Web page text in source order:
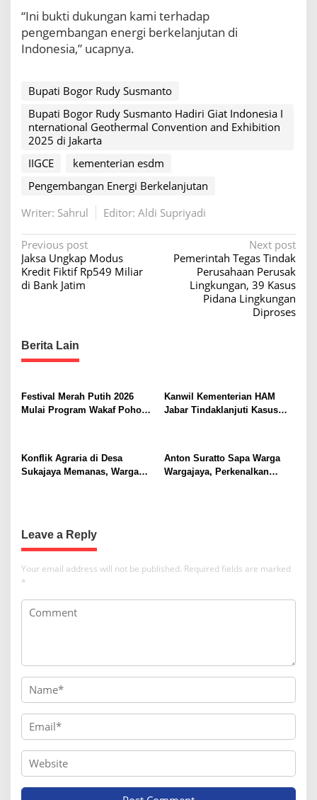
i
a
I
G
C
2
“Ini bukti dukungan kami terhadap
pengembangan energi berkelanjutan di
Indonesia,” ucapnya.
Bupati Bogor Rudy Susmanto
Bupati Bogor Rudy Susmanto Hadiri Giat Indonesia I
nternational Geothermal Convention and Exhibition
2025 di Jakarta
IIGCE
kementerian esdm
Pengembangan Energi Berkelanjutan
Writer: Sahrul
Editor: Aldi Supriyadi
P
o
s
a
v
i
g
i
Previous post
Jaksa Ungkap Modus
Kredit Fiktif Rp549 Miliar
di Bank Jatim
Next post
Pemerintah Tegas Tindak
Perusahaan Perusak
Lingkungan, 39 Kasus
Pidana Lingkungan
Diproses
Berita Lain
Festival Merah Putih 2026
Mulai Program Wakaf Pohon
Kanwil Kementerian HAM
Jabar Tindaklanjuti Kasus
Konflik Agraria di Desa
Sukajaya Memanas, Warga
Anton Suratto Sapa Warga
Wargajaya, Perkenalkan
Leave a Reply
Your email address will not be published. Required fields are marked
*